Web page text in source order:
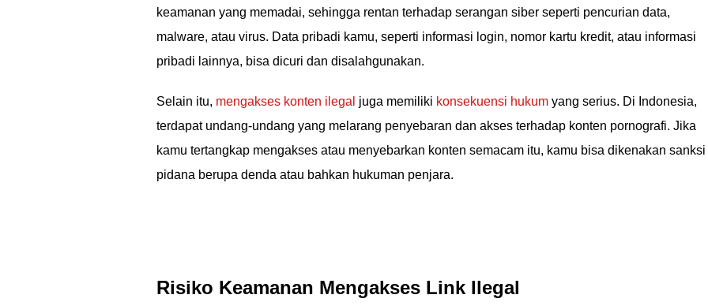
keamanan yang memadai, sehingga rentan terhadap serangan siber seperti pencurian data,
malware, atau virus. Data pribadi kamu, seperti informasi login, nomor kartu kredit, atau informasi
pribadi lainnya, bisa dicuri dan disalahgunakan.
Selain itu, mengakses konten ilegal juga memiliki konsekuensi hukum yang serius. Di Indonesia,
terdapat undang-undang yang melarang penyebaran dan akses terhadap konten pornografi. Jika
kamu tertangkap mengakses atau menyebarkan konten semacam itu, kamu bisa dikenakan sanksi
pidana berupa denda atau bahkan hukuman penjara.
Risiko Keamanan Mengakses Link Ilegal